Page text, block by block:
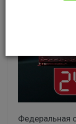
Федеральная